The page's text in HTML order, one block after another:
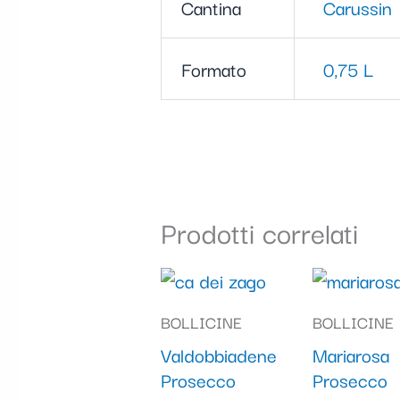
Cantina Carussin
Formato 0,75 L
Prodotti correlati
BOLLICINE
Valdobbiadene
Prosecco
BOLLICINE
Mariarosa
Prosecco